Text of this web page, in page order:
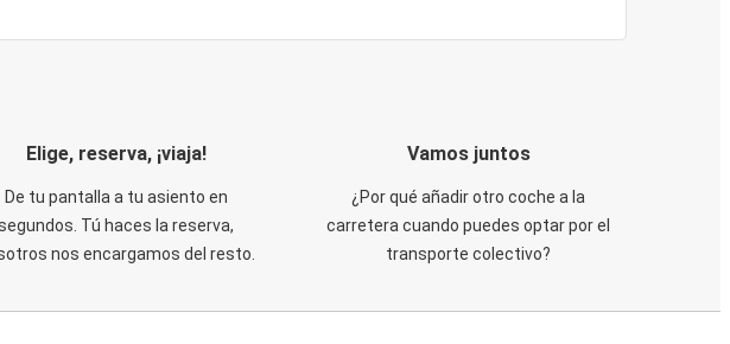
Elige, reserva, ¡viaja!
De tu pantalla a tu asiento en
Tú haces la reserva,
nos encargamos del resto.
Vamos juntos
¿Por qué añadir otro coche a la
carretera cuando puedes optar por el
transporte colectivo?